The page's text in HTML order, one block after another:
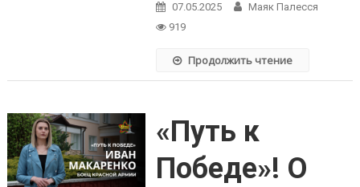
07.05.2025
Маяк Палесся
919
Продолжить чтение
«Путь к
Победе»! О